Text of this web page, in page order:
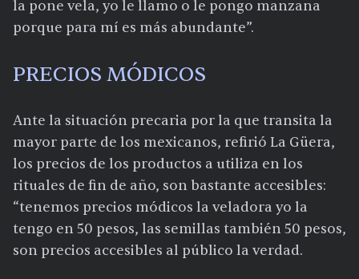
la pone vela, yo le llamo o le pongo manzana
porque para mí es más abundante”.
PRECIOS MÓDICOS
Ante la situación precaria por la que transita la
mayor parte de los mexicanos, refirió La Güera,
los precios de los productos a utiliza en los
rituales de fin de año, son bastante accesibles:
“tenemos precios módicos la veladora yo la
tengo en 50 pesos, las semillas también 50 pesos,
son precios accesibles al público la verdad.